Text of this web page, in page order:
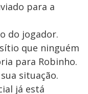
para a
do jogador.
que ninguém
para Robinho.
situação.
já está